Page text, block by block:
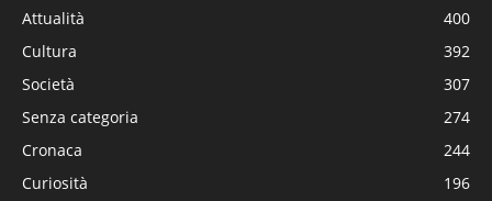
Attualità
400
Cultura
392
Società
307
Senza categoria
274
Cronaca
244
Curiosità
196